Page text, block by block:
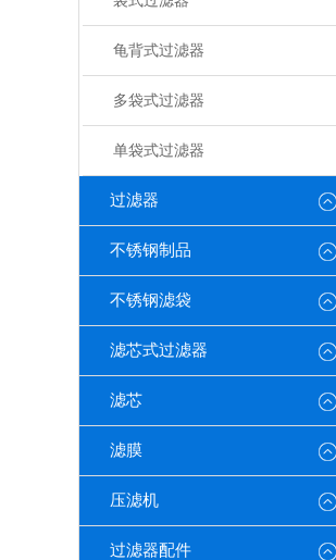
龟背式过滤器
多袋式过滤器
单袋式过滤器
过滤器
不锈钢制品
不锈钢滤袋
滤芯式过滤器
滤芯
滤膜
压滤机
过滤器配件